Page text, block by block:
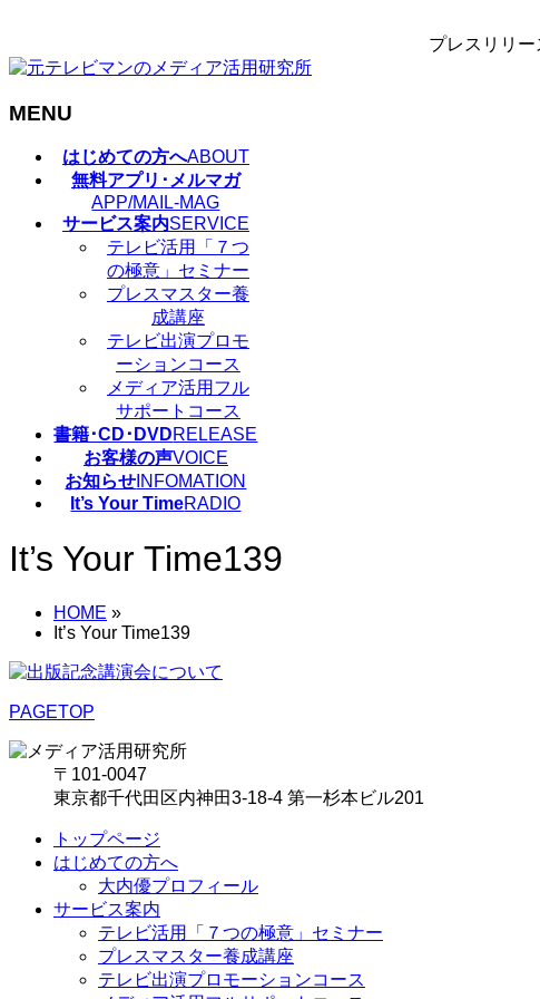
プレスリリ
MENU
はじめての方へABOUT
無料アプリ･メルマガ
APP/MAIL-MAG
サービス案内SERVICE
テレビ活用「７つ
の極意」セミナー
プレスマスター養
成講座
テレビ出演プロモ
ーションコース
メディア活用フル
サポートコース
書籍･CD･DVDRELEASE
お客様の声VOICE
お知らせ INFOMATION
It’s Your TimeRADIO
It’s Your Time139
HOME »
It’s Your Time139
PAGETOP
〒101-0047
東京都千代田区内神田3-18-4 第一杉本ビル201
トップページ
はじめての方へ
大内優プロフィール
サービス案内
テレビ活用「７つの極意」セミナー
プレスマスター養成講座
テレビ出演プロモーションコース